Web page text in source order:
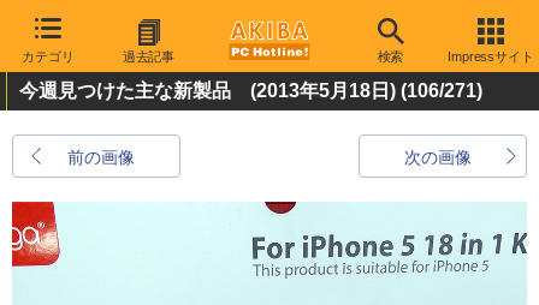
カテゴリ 過去記事 検索 Impressサイト
今週見つけた主な新製品 (2013年5月18日) (106/271)
前の画像 次の画像